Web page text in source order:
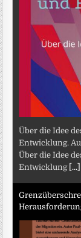
Über die Idee
Entwicklung.
Über die Idee
Entwicklung [...]